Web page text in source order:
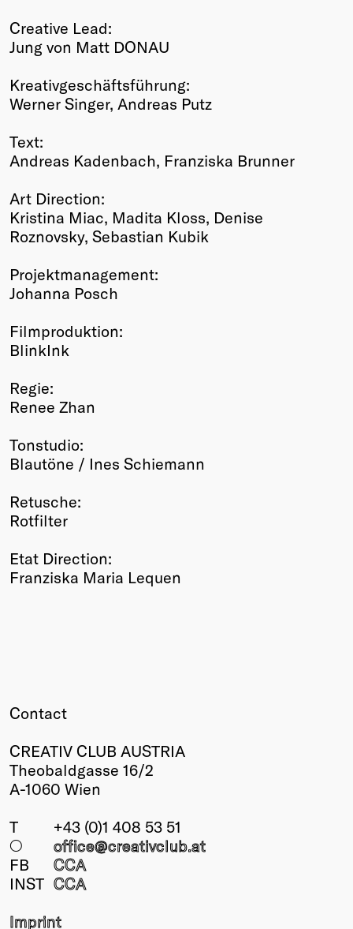
Creative Lead:
Jung von Matt DONAU
Kreativgeschäftsführung:
Werner Singer, Andreas Putz
Text:
Andreas Kadenbach, Franziska Brunner
Art Direction:
Kristina Miac, Madita Kloss, Denise
Roznovsky, Sebastian Kubik
Projektmanagement:
Johanna Posch
Filmproduktion:
BlinkInk
Regie:
Renee Zhan
Tonstudio:
Blautöne / Ines Schiemann
Retusche:
Rotfilter
Etat Direction:
Franziska Maria Lequen
Contact
CREATIV CLUB AUSTRIA
Theobaldgasse 16/2
A-1060 Wien
T
+43 (0)1 408 53 51
○
office@creativclub.at
FB
CCA
INST CCA
Imprint